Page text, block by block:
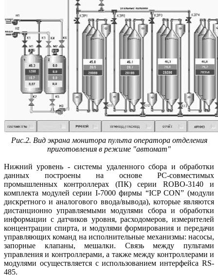
Рис.2. Вид экрана монитора пульта оператора отделения
приготовления в режиме "автомат"
Нижний уровень - системы удаленного сбора и обработки
данных построены на основе РС-совместимых
промышленных контроллерах (ПК) серии ROBO-3140 и
комплекта модулей серии I-7000 фирмы “ICP CON” (модули
дискретного и аналогового ввода/вывода), которые являются
дистанционно управляемыми модулями сбора и обработки
информации с датчиков уровня, расходомеров, измерителей
концентрации спирта, и модулями формирования и передачи
управляющих команд на исполнительные механизмы: насосы,
запорные клапаны, мешалки. Связь между пультами
управления и контроллерами, а также между контроллерами и
модулями осуществляется с использованием интерфейса RS-
485.